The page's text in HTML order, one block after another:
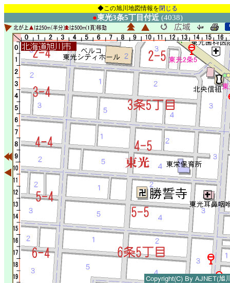
◆この旭川地図情報を閉じる
●東光3条5丁目付近 (4038)